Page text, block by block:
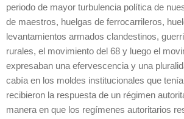
periodo de mayor turbulencia política de
de maestros, huelgas de ferrocarrileros,
levantamientos armados clandestinos,
rurales, el movimiento del 68 y luego el
expresaban una efervescencia y una
cabía en los moldes institucionales que
recibieron la respuesta de un régimen
manera en que los regímenes autoritarios